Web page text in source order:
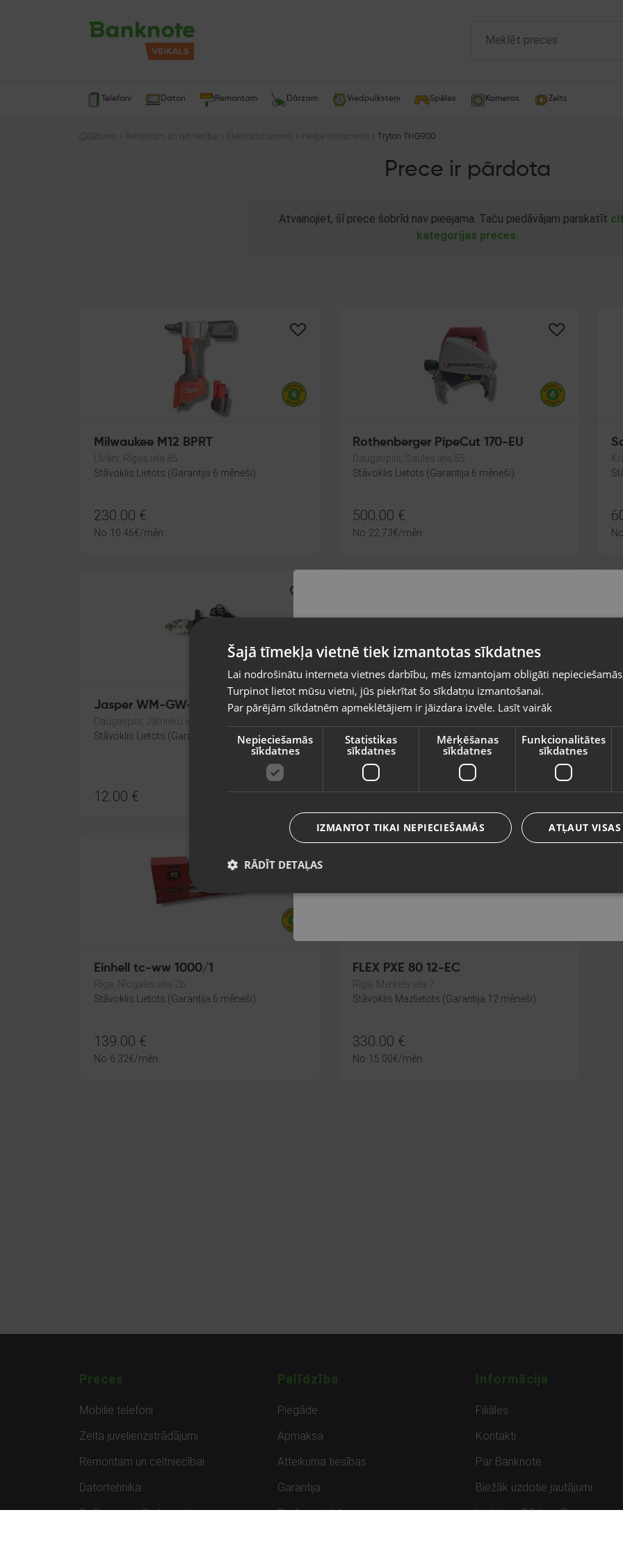
Telefoni Datori Remontam Dārzam Viedpulksteņi Spēles Kameras Zelts
Sākums Remontam un celtniecībai Elektroinstrumenti Pārējie instrumenti Tryton THG900
Prece ir pārdota
Atvainojiet, šī prece šobrīd nav pieejama. Taču piedāvājam parskatīt
kategorijas preces.
Milwaukee M12 BPRT
Līvāni, Rīgas iela 85
Stāvoklis Lietots (Garantija 6 mēneši)
230.00 €
No 10.46€/mēn.
Rothenberger PipeCut 170-EU
Daugavpils, Saules iela 55
Stāvoklis Lietots (Garantija 6 mēneši)
500.00 €
No 22.73€/mēn. No
Jasper WM-GW-800
Daugavpils, Jātnieku iela 78-1B
Stāvoklis Lietots (Garantija 6 mēneši)
12.00 €
Pulētājs MaxShine M1000
Stāvoklis Jauns (Garantija 24 mēneši)
120.00
No 5.46€/mēn.
Einhell tc-ww 1000/1
Rīga, Nīcgales iela 2b
Stāvoklis Lietots (Garantija 6 mēneši)
139.00 €
No 6.32€/mēn.
FLEX PXE 80 12-EC
Rīga, Merķeļa iela 7
Stāvoklis Mazlietots (Garantija 12 mēneši)
330.00 €
No 15.00€/mēn.
Preces
Mobilie telefoni
Zelta juvelierizstrādājumi
Remontam un celtniecībai
Datortehnika
Spēles un spēļu konsoles
Palīdzība
Piegāde
Apmaksa
Atteikuma tiesības
Garantija
Preču uzpirkšana
Informācija
Filiāles
Kontakti
Par Banknote
Biežāk uzdotie jautājumi
Lietots – Pārbaudīts
valsti
Vietnes saturs būs attēlots izvēlētajā valodā
Valsts
Valoda
Latviešu / Latvian
Šajā tīmekļa vietnē tiek izmantotas sīkdatnes
Lai nodrošinātu interneta vietnes darbību, mēs izmantojam obligāti
Turpinot lietot mūsu vietni, jūs piekrītat šo sīkdatņu izmantošanai.
Par pārējām sīkdatnēm apmeklētājiem ir jāizdara izvēle. Lasīt vairāk
Nepieciešamās
sīkdatnes
Statistikas
sīkdatnes
Mērķēšanas
sīkdatnes
Funkcionalitātes
sīkdatnes
ATĻAUT
IZMANTOT TIKAI NEPIECIEŠAMĀS
RĀDĪT DETAĻAS